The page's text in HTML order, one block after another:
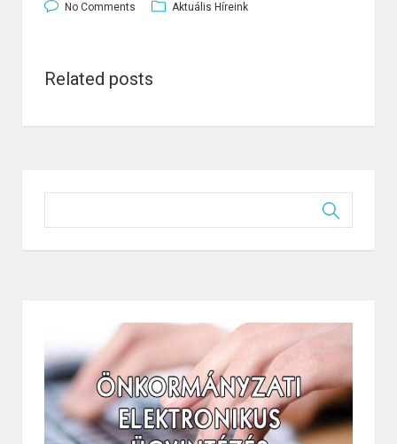
No Comments Aktuális Híreink
Related posts